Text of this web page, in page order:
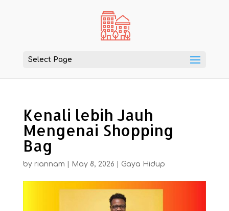
Select Page
Kenali lebih Jauh
Mengenai Shopping
Bag
by riannam May 8, 2026 Gaya Hidup